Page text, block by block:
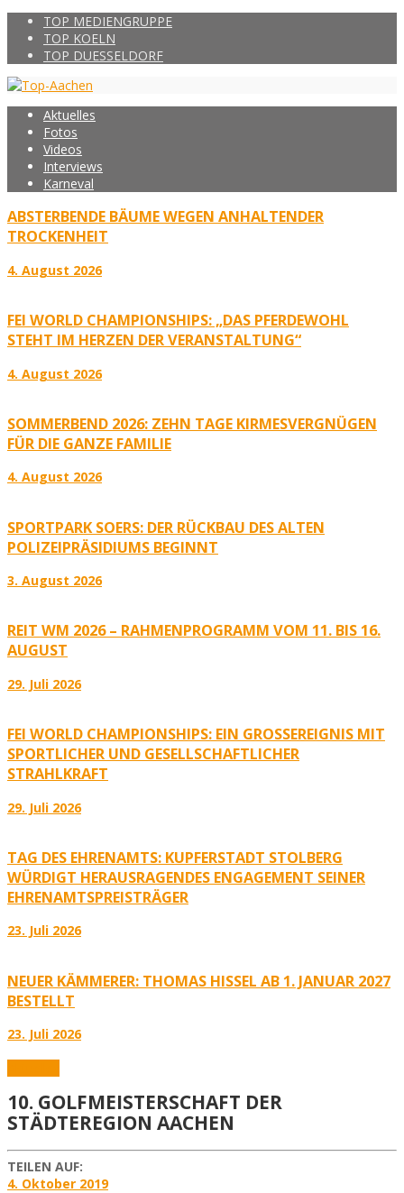
TOP MEDIENGRUPPE
TOP KOELN
TOP DUESSELDORF
Aktuelles
Fotos
Videos
Interviews
Karneval
ABSTERBENDE BÄUME WEGEN ANHALTENDER
TROCKENHEIT
4. August 2026
FEI WORLD CHAMPIONSHIPS: „DAS PFERDEWOHL
STEHT IM HERZEN DER VERANSTALTUNG“
4. August 2026
SOMMERBEND 2026: ZEHN TAGE KIRMESVERGNÜGEN
FÜR DIE GANZE FAMILIE
4. August 2026
SPORTPARK SOERS: DER RÜCKBAU DES ALTEN
POLIZEIPRÄSIDIUMS BEGINNT
3. August 2026
REIT WM 2026 – RAHMENPROGRAMM VOM 11. BIS 16.
AUGUST
29. Juli 2026
FEI WORLD CHAMPIONSHIPS: EIN GROSSEREIGNIS MIT S
PORTLICHER UND GESELLSCHAFTLICHER S
TRAHLKRAFT
29. Juli 2026
TAG DES EHRENAMTS: KUPFERSTADT STOLBERG
WÜRDIGT HERAUSRAGENDES ENGAGEMENT SEINER
EHRENAMTSPREISTRÄGER
23. Juli 2026
NEUER KÄMMERER: THOMAS HISSEL AB 1. JANUAR 2027
BESTELLT
23. Juli 2026
10. GOLFMEISTERSCHAFT DER
STÄDTEREGION AACHEN
TEILEN AUF:
4. Oktober 2019